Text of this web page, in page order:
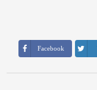
Facebook